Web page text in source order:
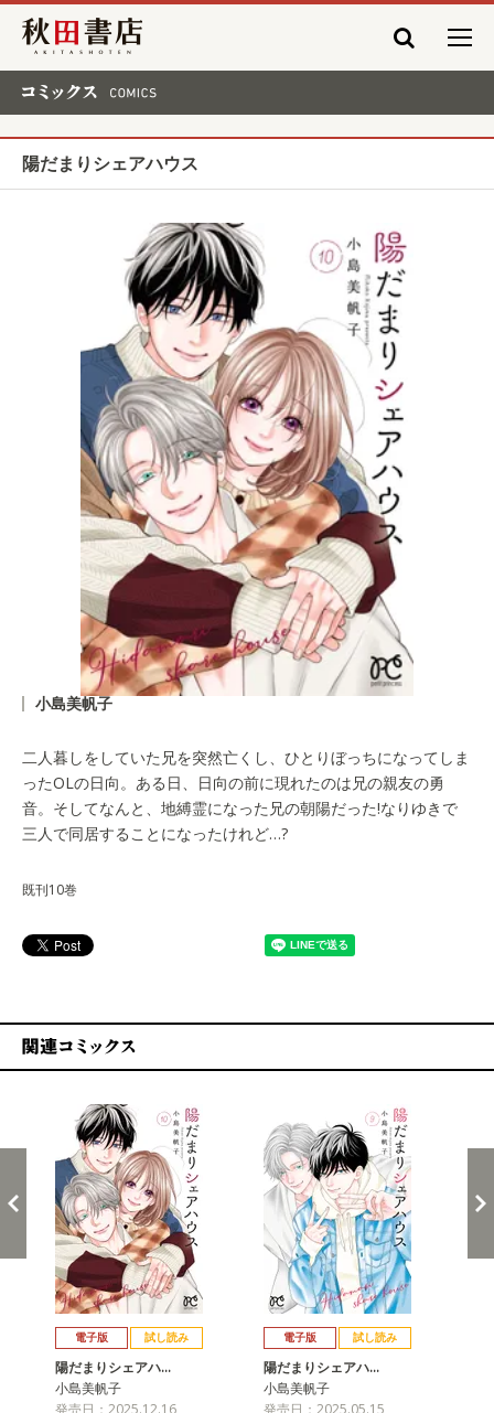
秋田書店
陽だまりシェアハウス
小島美帆子
二人暮しをしていた兄を突然亡くし、ひとりぼっちになってしま
ったOLの日向。ある日、日向の前に現れたのは兄の親友の勇
音。そしてなんと、地縛霊になった兄の朝陽だった!なりゆきで
三人で同居することになったけれど…?
既刊10巻
電子版 試し読み
陽だまりシェアハ…
小島美帆子
電子版 試し読み
陽だまりシェアハ…
小島美帆子